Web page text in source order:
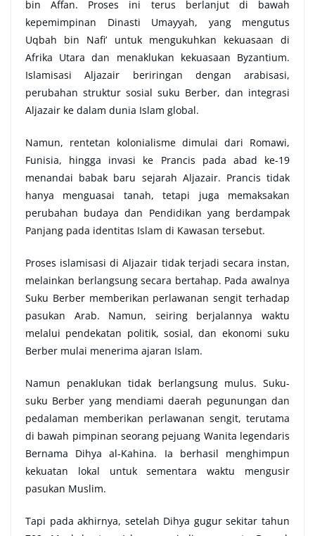
bin Affan. Proses ini terus berlanjut di bawah
kepemimpinan Dinasti Umayyah, yang mengutus
Uqbah bin Nafi’ untuk mengukuhkan kekuasaan di
Afrika Utara dan menaklukan kekuasaan Byzantium.
Islamisasi Aljazair beriringan dengan arabisasi,
perubahan struktur sosial suku Berber, dan integrasi
Aljazair ke dalam dunia Islam global.
Namun, rentetan kolonialisme dimulai dari Romawi,
Funisia, hingga invasi ke Prancis pada abad ke-19
menandai babak baru sejarah Aljazair. Prancis tidak
hanya menguasai tanah, tetapi juga memaksakan
perubahan budaya dan Pendidikan yang berdampak
Panjang pada identitas Islam di Kawasan tersebut.
Proses islamisasi di Aljazair tidak terjadi secara instan,
melainkan berlangsung secara bertahap. Pada awalnya
Suku Berber memberikan perlawanan sengit terhadap
pasukan Arab. Namun, seiring berjalannya waktu
melalui pendekatan politik, sosial, dan ekonomi suku
Berber mulai menerima ajaran Islam.
Namun penaklukan tidak berlangsung mulus. Suku-
suku Berber yang mendiami daerah pegunungan dan
pedalaman memberikan perlawanan sengit, terutama
di bawah pimpinan seorang pejuang Wanita legendaris
Bernama Dihya al-Kahina. Ia berhasil menghimpun
kekuatan lokal untuk sementara waktu mengusir
pasukan Muslim.
Tapi pada akhirnya, setelah Dihya gugur sekitar tahun